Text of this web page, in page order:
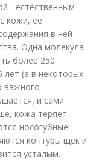
- естественным
кожи, ее
в ней
Одна молекула
более 250
лет (а в некоторых
важного
и сами
кожа теряет
носогубные
контуры щек и
усталым.